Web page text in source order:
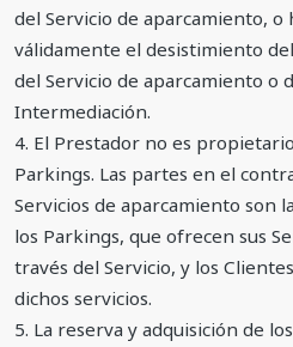
del Servicio de aparcamiento,
válidamente el desistimiento
del Servicio de aparcamiento o
Intermediación.
4. El Prestador no es
Parkings. Las partes en el
Servicios de aparcamiento son
los Parkings, que ofrecen sus
través del Servicio, y los
dichos servicios.
5. La reserva y adquisición de